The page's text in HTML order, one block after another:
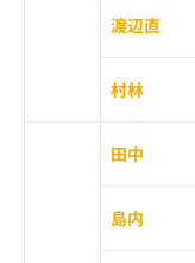
渡辺直
村林
田中
島内